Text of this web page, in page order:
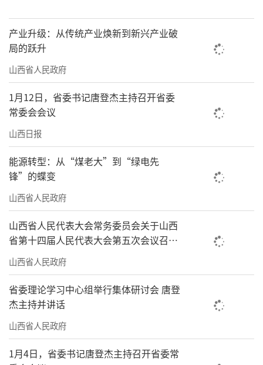
产业升级：从传统产业焕新到新兴产业破
局的跃升
山西省人民政府
1月12日，省委书记唐登杰主持召开省委
常委会会议
山西日报
能源转型：从“煤老大”到“绿电先
锋”的蝶变
山西省人民政府
山西省人民代表大会常务委员会关于山西
省第十四届人民代表大会第五次会议召开
时间的决定
山西省人民政府
省委理论学习中心组举行集体研讨会 唐登
杰主持并讲话
山西省人民政府
1月4日，省委书记唐登杰主持召开省委常